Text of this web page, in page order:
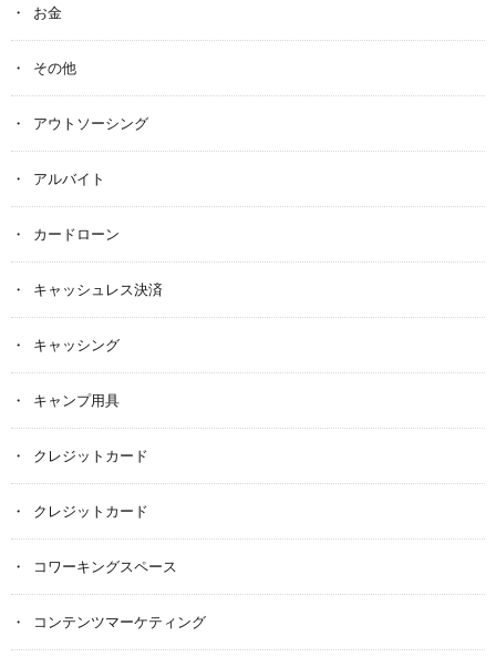
お金
その他
アウトソーシング
アルバイト
カードローン
キャッシュレス決済
キャッシング
キャンプ用具
クレジットカード
クレジットカード
コワーキングスペース
コンテンツマーケティング